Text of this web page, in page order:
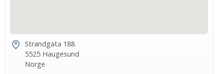
Strandgata 188
5525 Haugesund
Norge